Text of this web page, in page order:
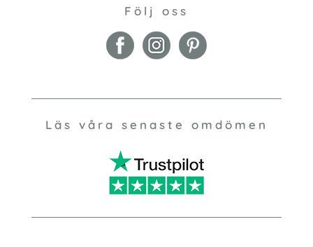
Följ oss
Läs våra senaste omdömen